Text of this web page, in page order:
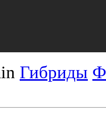
Гибриды